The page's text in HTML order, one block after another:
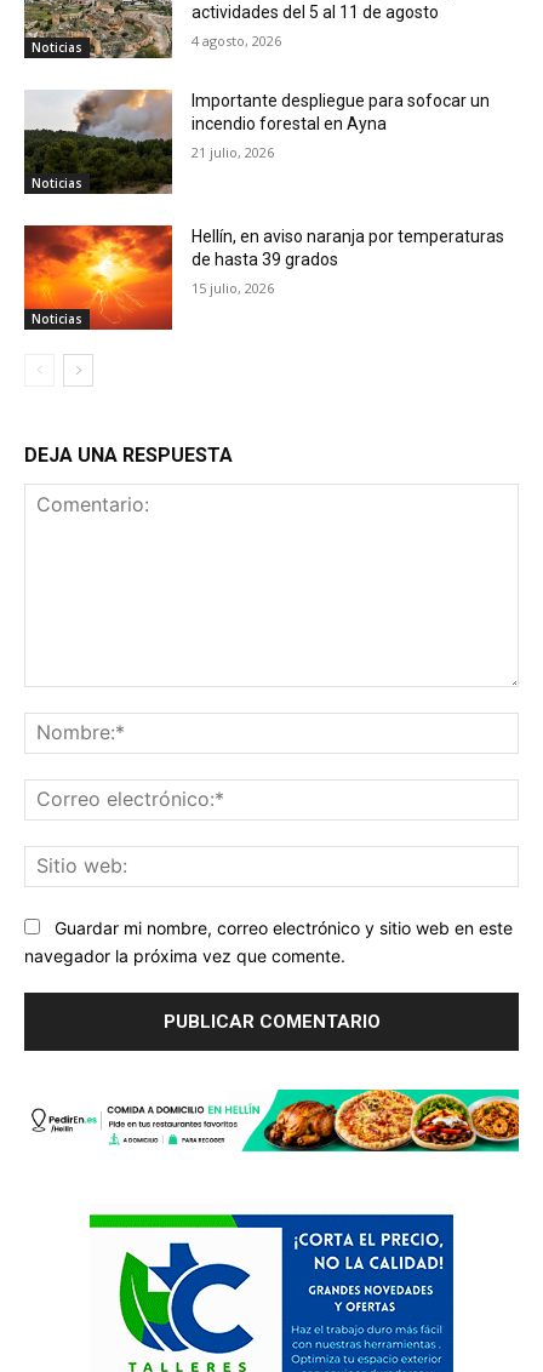
Noticias
actividades del 5 al 11 de agosto
4 agosto, 2026
Noticias
Importante despliegue para sofocar un
incendio forestal en Ayna
21 julio, 2026
Noticias
Hellín, en aviso naranja por temperaturas
de hasta 39 grados
15 julio, 2026
DEJA UNA RESPUESTA
Guardar mi nombre, correo electrónico y sitio web en este
navegador la próxima vez que comente.